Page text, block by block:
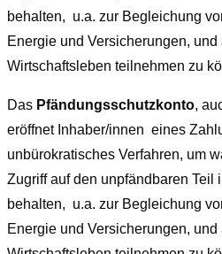
behalten, u.a. zur Begleichung
Energie und Versicherungen,
Wirtschaftsleben teilnehmen zu
Das Pfändungsschutzkonto,
eröffnet Inhaber/innen eines
unbürokratisches Verfahren, um
Zugriff auf den unpfändbaren Teil
behalten, u.a. zur Begleichung
Energie und Versicherungen,